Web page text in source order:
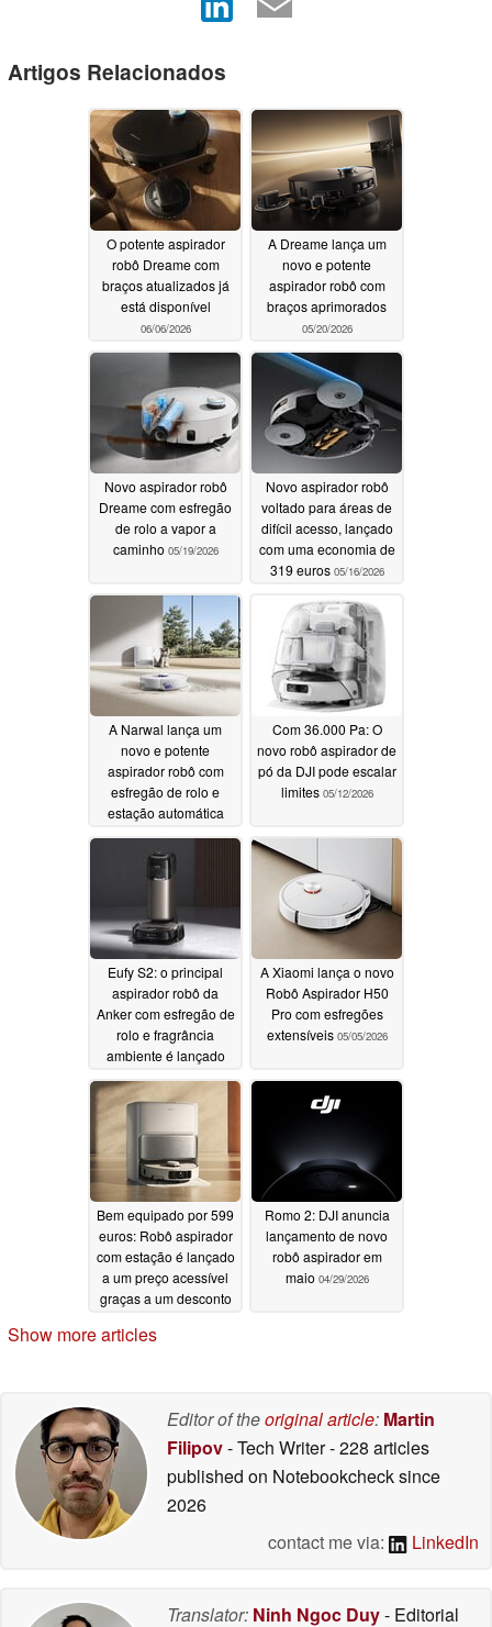
Artigos Relacionados
O potente aspirador
robô Dreame com
braços atualizados já
está disponível
06/06/2026
A Dreame lança um
novo e potente
aspirador robô com
braços aprimorados
05/20/2026
Novo aspirador robô
Dreame com esfregão
de rolo a vapor a
caminho 05/19/2026
Novo aspirador robô
voltado para áreas de
difícil acesso, lançado
com uma economia de
319 euros 05/16/2026
A Narwal lança um
novo e potente
aspirador robô com
esfregão de rolo e
estação automática
05/12/2026
Com 36.000 Pa: O
novo robô aspirador de
pó da DJI pode escalar
limites 05/12/2026
Eufy S2: o principal
aspirador robô da
Anker com esfregão de
rolo e fragrância
ambiente é lançado
05/08/2026
A Xiaomi lança o novo
Robô Aspirador H50
Pro com esfregões
extensíveis 05/05/2026
Bem equipado por 599
euros: Robô aspirador
com estação é lançado
a um preço acessível
graças a um desconto
Romo 2: DJI anuncia
lançamento de novo
robô aspirador em
maio 04/29/2026
Show more articles
Editor of theoriginal article: Martin
Filipov- Tech Writer- 228 articles
published on Notebookchecksince
2026
contact me via:
LinkedIn
Translator: Ninh Ngoc Duy- Editorial